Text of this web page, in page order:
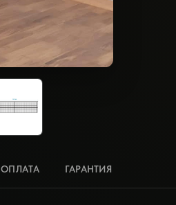
ОПЛАТА ГАРАНТИЯ